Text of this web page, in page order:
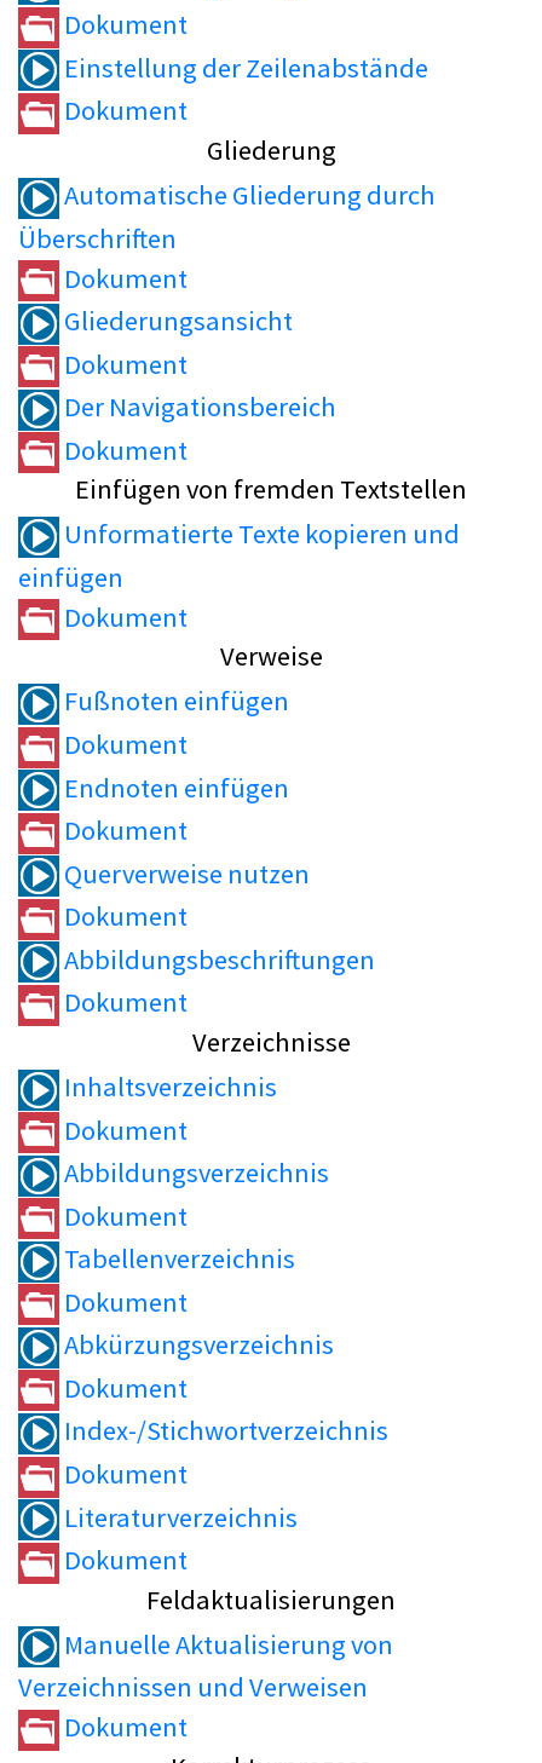
Dokument
Einstellung der Zeilenabstände
Dokument
Gliederung
Automatische Gliederung durch
Überschriften
Dokument
Gliederungsansicht
Dokument
Der Navigationsbereich
Dokument
Einfügen von fremden Textstellen
Unformatierte Texte kopieren und
einfügen
Dokument
Verweise
Fußnoten einfügen
Dokument
Endnoten einfügen
Dokument
Querverweise nutzen
Dokument
Abbildungsbeschriftungen
Dokument
Verzeichnisse
Inhaltsverzeichnis
Dokument
Abbildungsverzeichnis
Dokument
Tabellenverzeichnis
Dokument
Abkürzungsverzeichnis
Dokument
Index-/Stichwortverzeichnis
Dokument
Literaturverzeichnis
Dokument
Feldaktualisierungen
Manuelle Aktualisierung von
Verzeichnissen und Verweisen
Dokument